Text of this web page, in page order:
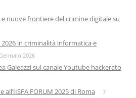
nuove frontiere del crimine digitale su
in criminalità informatica e
2026
Galeazzi sul canale Youtube hackerato
FORUM 2025 di Roma
7